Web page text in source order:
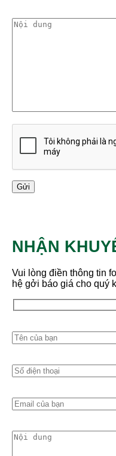
NHẬN
Vui lòng điền thông tin
hệ gởi báo giá cho quý